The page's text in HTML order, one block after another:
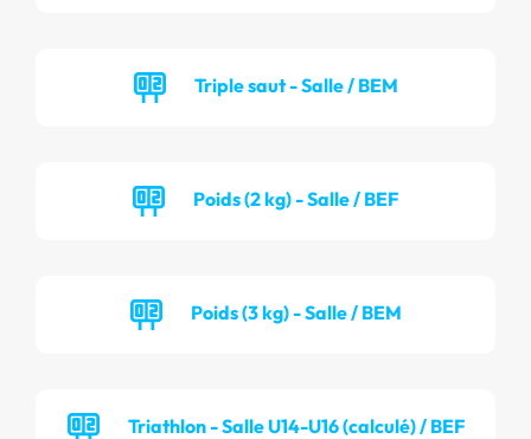
Triple saut - Salle / BEM
Poids (2 kg) - Salle / BEF
Poids (3 kg) - Salle / BEM
Triathlon - Salle U14-U16 (calculé) / BEF